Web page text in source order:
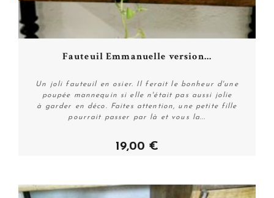
Acheter
Fauteuil Emmanuelle version...
Un joli fauteuil en osier. Il ferait le bonheur d'une
poupée mannequin si elle n'était pas aussi jolie
à garder en déco. Faites attention, une petite fille
pourrait passer par là et vous la...
19,00 €